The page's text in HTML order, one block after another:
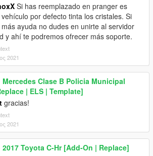
Si has reemplazado en pranger es
por defecto tinta los cristales. Si
ayuda no dudes en unirte al servidor
y ahí te podremos ofrecer más soporte.
2021
Mercedes Clase B Policia Municipal
| ELS | Template]
gracias!
2021
2017 Toyota C-Hr [Add-On | Replace]